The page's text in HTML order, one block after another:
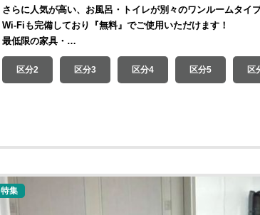
さらに人気が高い、お風呂・トイレが別々のワンルームタイ
Wi-Fiも完備しており『無料』でご使用いただけます！
最低限の家具・…
区分2 区分3 区分4 区分5 区
特集